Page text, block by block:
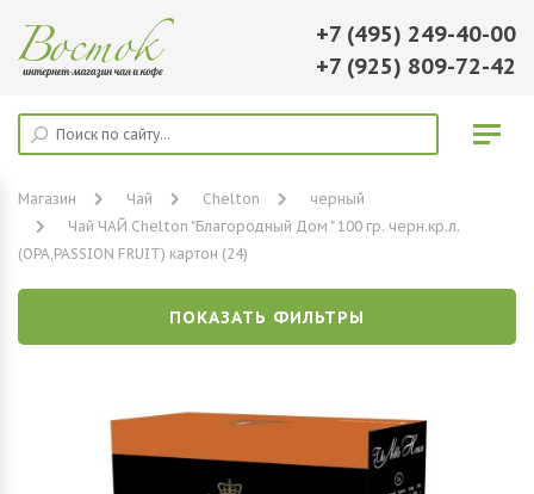
+7 (495) 249-40-00
+7 (925) 809-72-42
Магазин Чай Chelton
черный
Чай ЧАЙ Chelton "Благородный Дом " 100 гр. черн.кр.л.
(ОРА,PASSION FRUIT) картон (24)
ПОКАЗАТЬ ФИЛЬТРЫ